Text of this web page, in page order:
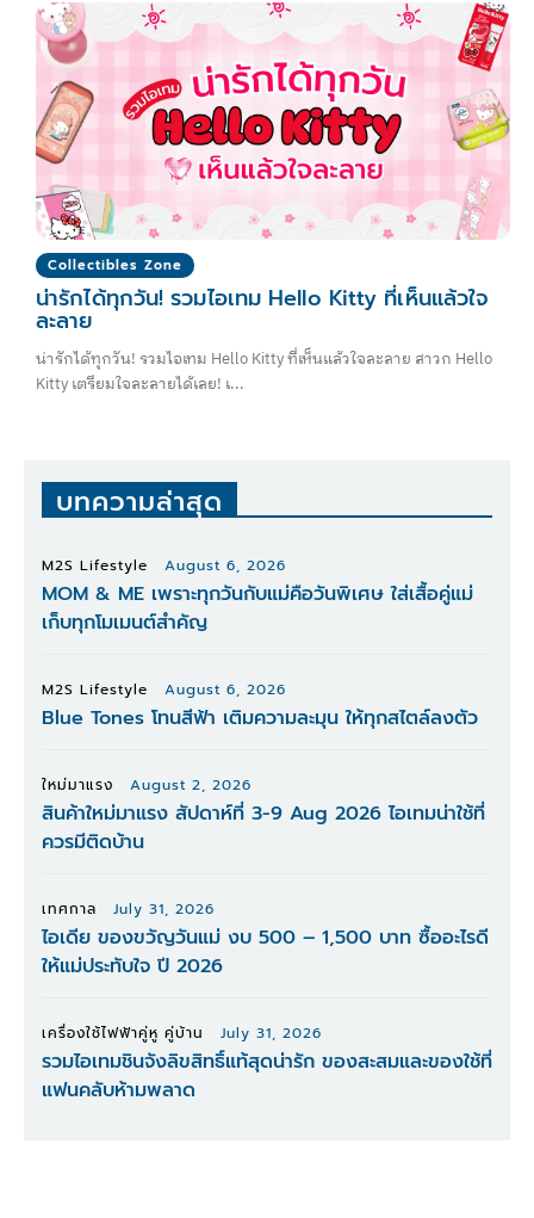
Collectibles Zone
น่ารักได้ทุกวัน! รวมไอเทม Hello Kitty ที่เห็นแล้วใจ
ละลาย
น่ารักได้ทุกวัน! รวมไอเทม Hello Kitty ที่เห็นแล้วใจละลาย สาวก Hello
Kitty เตรียมใจละลายได้เลย! เ...
บทความล่าสุด
M2S Lifestyle August 6, 2026
MOM & ME เพราะทุกวันกับแม่คือวันพิเศษ ใส่เสื้อคู่แม่
เก็บทุกโมเมนต์สำคัญ
M2S Lifestyle August 6, 2026
Blue Tones โทนสีฟ้า เติมความละมุน ให้ทุกสไตล์ลงตัว
ใหม่มาแรง August 2, 2026
สินค้าใหม่มาแรง สัปดาห์ที่ 3-9 Aug 2026 ไอเทมน่าใช้ที่
ควรมีติดบ้าน
เทศกาล July 31, 2026
ไอเดีย ของขวัญวันแม่ งบ 500 – 1,500 บาท ซื้ออะไรดี
ให้แม่ประทับใจ ปี 2026
เครื่องใช้ไฟฟ้าคู่หู คู่บ้าน July 31, 2026
รวมไอเทมชินจังลิขสิทธิ์แท้สุดน่ารัก ของสะสมและของใช้ที่
แฟนคลับห้ามพลาด